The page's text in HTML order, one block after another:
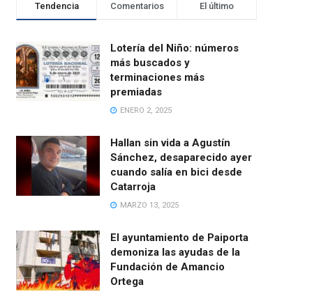
Tendencia Comentarios El último
Lotería del Niño: números
más buscados y
terminaciones más
premiadas
ENERO 2, 2025
Hallan sin vida a Agustín
Sánchez, desaparecido ayer
cuando salía en bici desde
Catarroja
MARZO 13, 2025
El ayuntamiento de Paiporta
demoniza las ayudas de la
Fundación de Amancio
Ortega